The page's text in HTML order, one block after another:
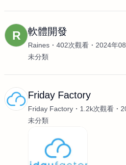
R 軟體開發
Raines 402次觀看
2024年
未分類
Friday Factory
Friday Factory 1.2k次觀看
未分類